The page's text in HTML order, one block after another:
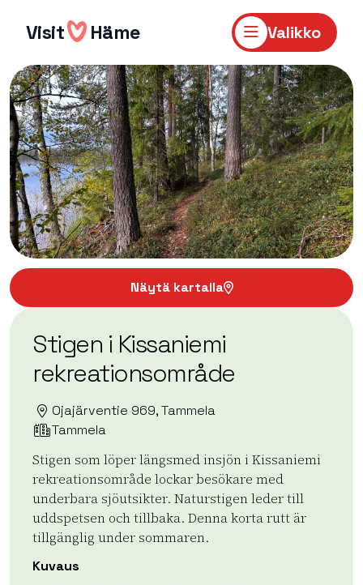
sisältöön
Visit Häme Valikko
Näytä kartalla
Stigen i Kissaniemi
rekreationsområde
Ojajärventie 969, Tammela
Tammela
Stigen som löper längsmed insjön i Kissaniemi
rekreationsområde lockar besökare med
underbara sjöutsikter. Naturstigen leder till
uddspetsen och tillbaka. Denna korta rutt är
tillgänglig under sommaren.
Kuvaus